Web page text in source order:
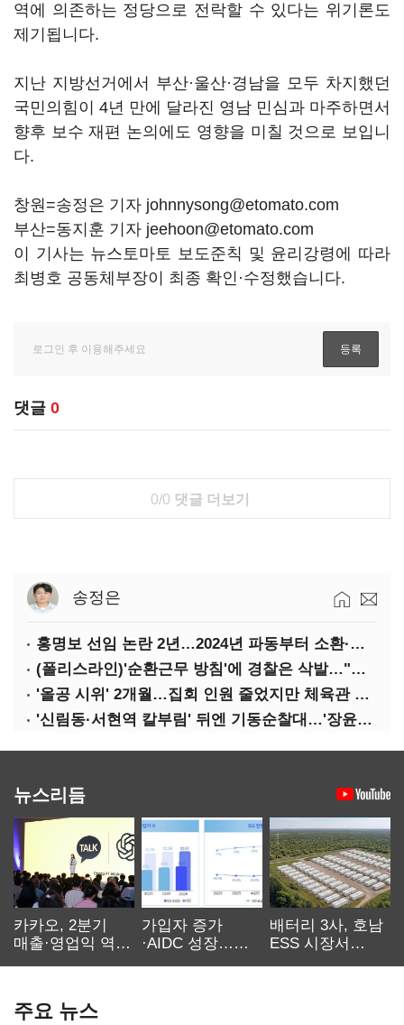
역에 의존하는 정당으로 전락할 수 있다는 위기론도
제기됩니다.
지난 지방선거에서 부산·울산·경남을 모두 차지했던
국민의힘이 4년 만에 달라진 영남 민심과 마주하면서
향후 보수 재편 논의에도 영향을 미칠 것으로 보입니
다.
창원=송정은 기자 johnnysong@etomato.com
부산=동지훈 기자 jeehoon@etomato.com
이 기사는 뉴스토마토 보도준칙 및 윤리강령에 따라
최병호 공동체부장이 최종 확인·수정했습니다.
댓글 0
0/0 댓글 더보기
송정은
홍명보 선임 논란 2년…2024년 파동부터 소환·압색까지
(폴리스라인)'순환근무 방침'에 경찰은 삭발…"베테랑·수사력 보강 먼저"
'올공 시위' 2개월…집회 인원 줄었지만 체육관 봉쇄 계속
'신림동·서현역 칼부림' 뒤엔 기동순찰대…'장윤기 은폐·조작' 후엔 내부비리수사대
뉴스리듬
카카오, 2분기
매출·영업익 역대
가입자 증가
·AIDC 성장…
배터리 3사, 호남
ESS 시장서
주요 뉴스